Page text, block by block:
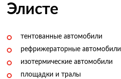
Элисте
тентованные автомобили
рефрижераторные автомобили
изотермические автомобили
площадки и тралы